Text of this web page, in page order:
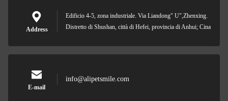
Address
Edificio 4-5, zona industriale. Via Liandong" U",Zhenxing.
Distretto di Shushan, città di Hefei, provincia di Anhui; Cina
E-mail
info@alipetsmile.com